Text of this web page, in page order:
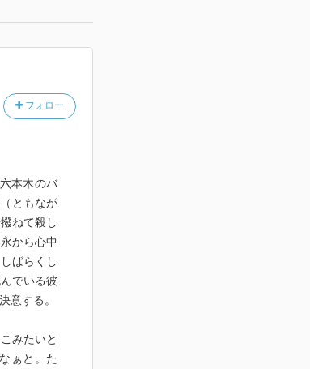
フォロー
本木のバ
ともなが
ねて殺し
から心中
ばらくし
でいる彼
意する。
みたいと
ぁと。た